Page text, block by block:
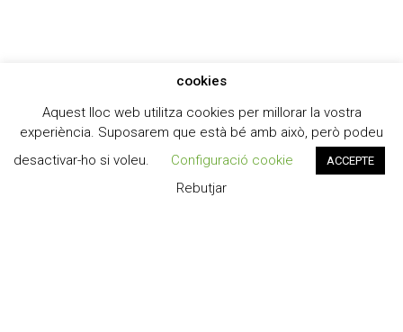
cookies
Aquest lloc web utilitza cookies per millorar la vostra
experiència. Suposarem que està bé amb això, però podeu
desactivar-ho si voleu.
Configuració cookie ACCEPTE
Rebutjar